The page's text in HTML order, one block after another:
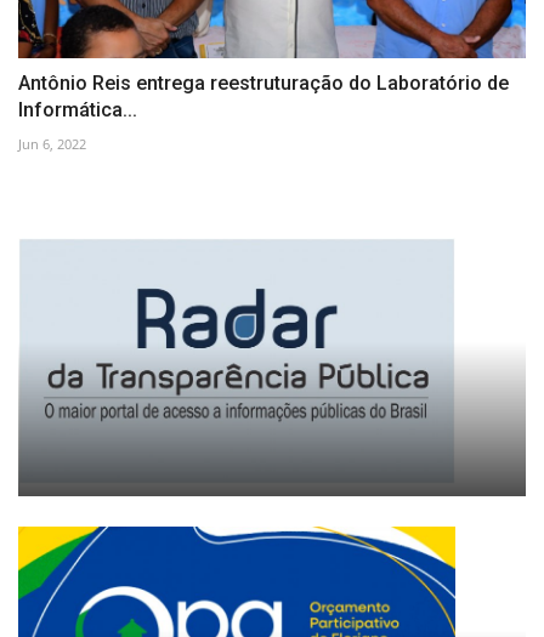
Antônio Reis entrega reestruturação do Laboratório de
Informática...
Jun 6, 2022